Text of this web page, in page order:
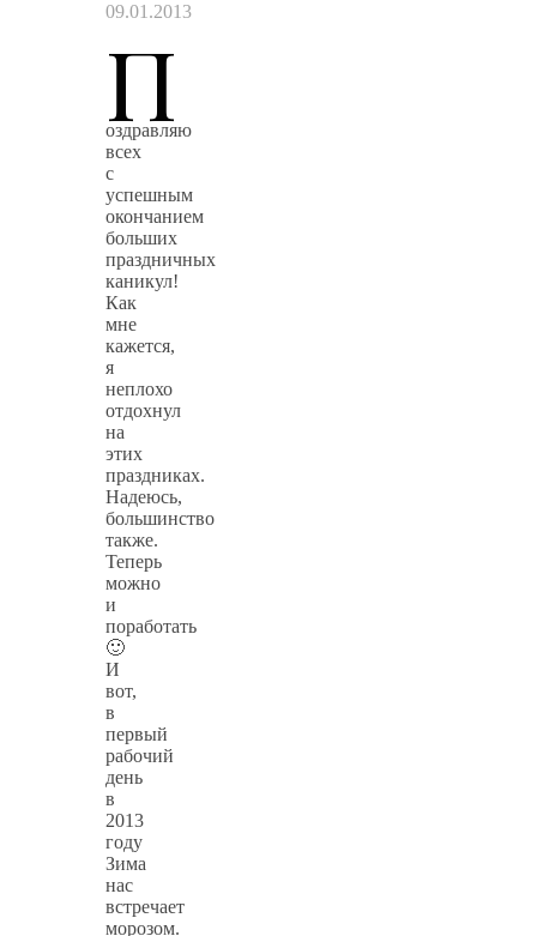
09.01.2013
П
оздравляю
всех
с
успешным
окончанием
больших
праздничных
каникул!
Как
мне
кажется,
я
неплохо
отдохнул
на
этих
праздниках.
Надеюсь,
большинство
также.
Теперь
можно
и
поработать
🙂
И
вот,
в
первый
рабочий
день
в
2013
году
Зима
нас
встречает
морозом.